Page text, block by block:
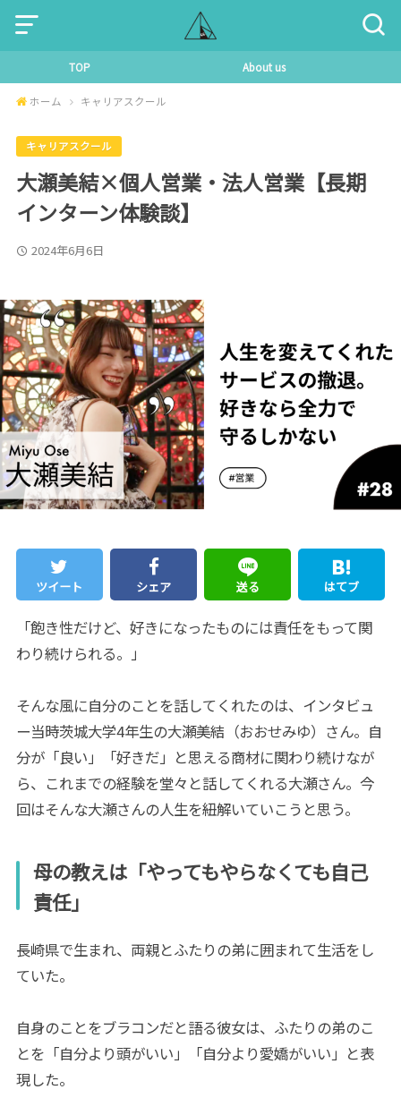
TOP About us
ホーム キャリアスクール
キャリアスクール
大瀬美結×個人営業・法人営業【長期
インターン体験談】
2024年6月6日
ツイート シェア 送る はてブ
「飽き性だけど、好きになったものには責任をもって関
わり続けられる。」
そんな風に自分のことを話してくれたのは、インタビュ
ー当時茨城大学4年生の大瀬美結（おおせみゆ）さん。自
分が「良い」「好きだ」と思える商材に関わり続けなが
ら、これまでの経験を堂々と話してくれる大瀬さん。今
回はそんな大瀬さんの人生を紐解いていこうと思う。
母の教えは「やってもやらなくても自己
責任」
長崎県で生まれ、両親とふたりの弟に囲まれて生活をし
ていた。
自身のことをブラコンだと語る彼女は、ふたりの弟のこ
とを「自分より頭がいい」「自分より愛嬌がいい」と表
現した。